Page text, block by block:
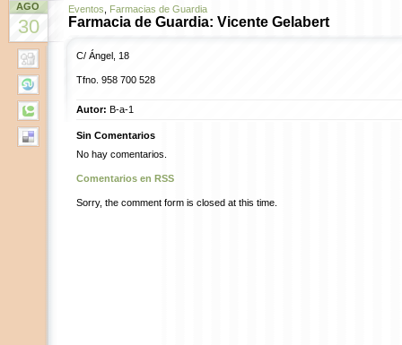
AGO
30
Eventos Farmacias de Guardia
Farmacia de Guardia: Vicente Gelabert
C/ Ángel, 18
Tfno. 958 700 528
Autor: B-a-1
Sin Comentarios
No hay comentarios.
Comentarios en RSS
Sorry, the comment form is closed at this time.